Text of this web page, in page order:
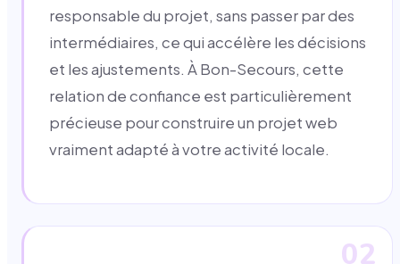
responsable du projet, sans passer par des
intermédiaires, ce qui accélère les décisions
et les ajustements. À Bon-Secours, cette
relation de confiance est particulièrement
précieuse pour construire un projet web
vraiment adapté à votre activité locale.
02